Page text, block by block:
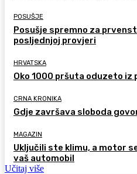
POSUŠJE
Posušje spremno za
posljednjoj provjeri
HRVATSKA
Oko 1000 pršuta oduzeto iz
CRNA KRONIKA
Gdje završava sloboda
MAGAZIN
Uključili ste klimu, a motor
vaš automobil
Učitaj više